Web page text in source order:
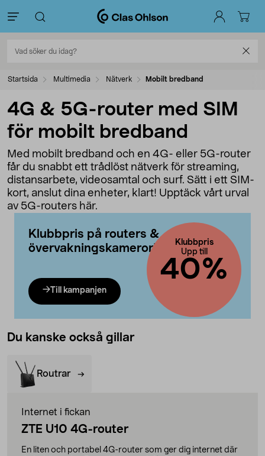
Startsida Multimedia Nätverk Mobilt bredband
4G & 5G-router med SIM
för mobilt bredband
Med mobilt bredband och en 4G- eller 5G-router
får du snabbt ett trådlöst nätverk för streaming,
distansarbete, videosamtal och surf. Sätt i ett SIM-
kort, anslut dina enheter, klart! Upptäck vårt urval
av 5G-routers här.
Klubbpris
Upp till
40%
Klubbpris på routers &
övervakningskameror!
Till kampanjen
Du kanske också gillar
Routrar
Internet i fickan
ZTE U10 4G-router
En liten och portabel 4G-router som ger dig internet där